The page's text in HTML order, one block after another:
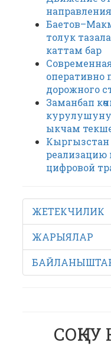
толук
каттам бар
оперативно
дорожного
Заманбап
ыкчам
Кыргызстан
реализацию
цифровой
ЖЕТЕКЧИЛИК
ЖАРЫЯЛАР